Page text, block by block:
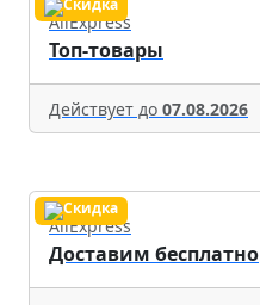
AliExpress
Топ-товары
Действует до 07.08.2026
AliExpress
Доставим бесплатно